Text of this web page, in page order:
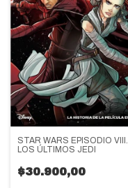
STAR WARS EPISODIO VIII.
LOS ÚLTIMOS JEDI
$30.900,00